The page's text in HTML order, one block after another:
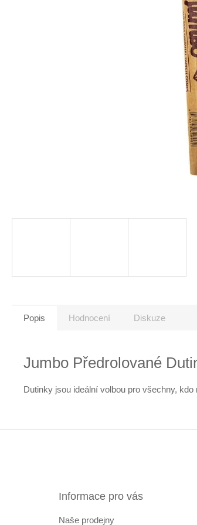
Popis Hodnocení Diskuze
Jumbo Předrolované
Dutinky jsou ideální volbou pro všechny,
Informace pro vás
Naše prodejny